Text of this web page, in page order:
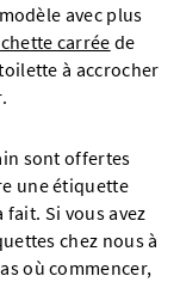
avec plus
carrée de
à accrocher
sont offertes
une étiquette
Si vous avez
chez nous à
où commencer,